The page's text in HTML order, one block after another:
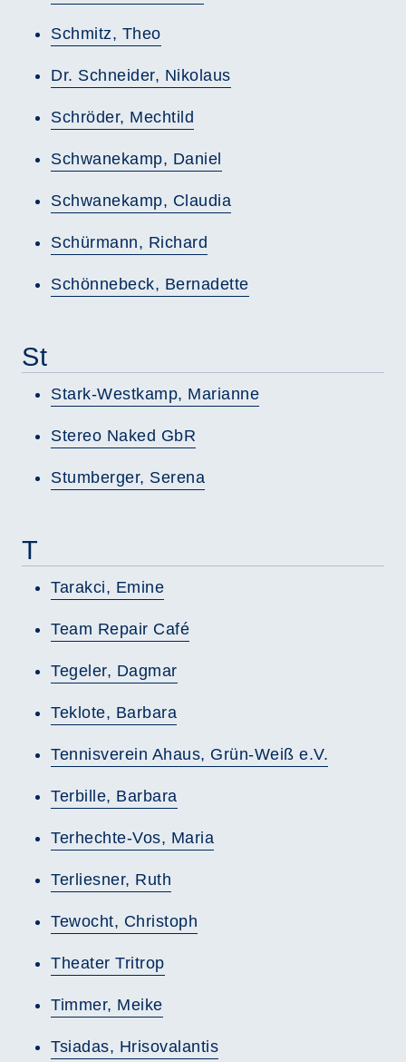
Schmitz, Theo
Dr. Schneider, Nikolaus
Schröder, Mechtild
Schwanekamp, Daniel
Schwanekamp, Claudia
Schürmann, Richard
Schönnebeck, Bernadette
St
Stark-Westkamp, Marianne
Stereo Naked GbR
Stumberger, Serena
T
Tarakci, Emine
Team Repair Café
Tegeler, Dagmar
Teklote, Barbara
Tennisverein Ahaus, Grün-Weiß e.V.
Terbille, Barbara
Terhechte-Vos, Maria
Terliesner, Ruth
Tewocht, Christoph
Theater Tritrop
Timmer, Meike
Tsiadas, Hrisovalantis